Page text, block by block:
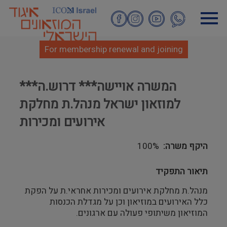
Skip
For membership renewal and joining
***המשרה אויישה*** דרוש.ה
למוזאון ישראל מנהל.ת מחלקת
אירועים ומכירות
היקף משרה 100%
תיאור התפקיד
מנהל.ת מחלקת אירועים ומכירות אחראי.ת על הפקת
כלל האירועים במוזיאון וכן על מגדלת הכנסות
המוזיאון משיתופי פעולה עם ארגונים.